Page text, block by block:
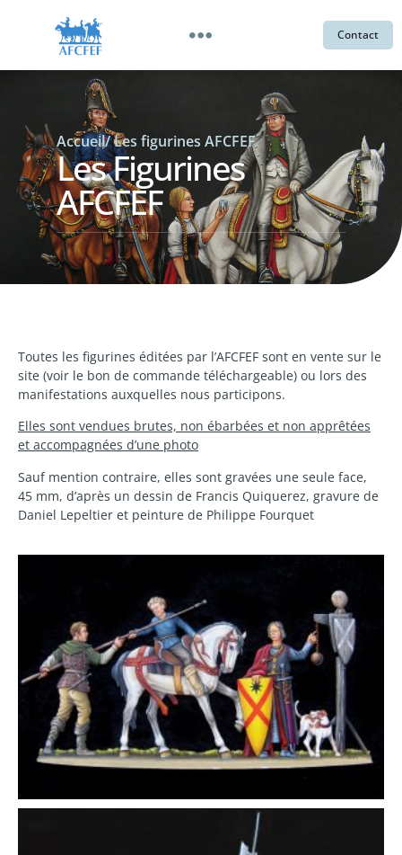
Contact
Accueil/ Les figurines AFCFEF
Les Figurines
AFCFEF
Toutes les figurines éditées par l’AFCFEF sont en vente sur le
site (voir le bon de commande téléchargeable) ou lors des
manifestations auxquelles nous participons.
Elles sont vendues brutes, non ébarbées et non apprêtées
et accompagnées d’une photo
Sauf mention contraire, elles sont gravées une seule face,
45 mm, d’après un dessin de Francis Quiquerez, gravure de
Daniel Lepeltier et peinture de Philippe Fourquet